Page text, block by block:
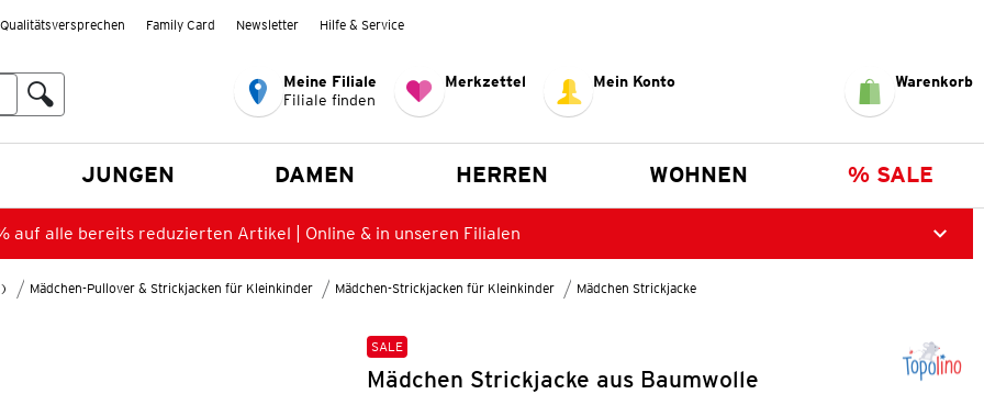
Qualitätsversprechen Family Card Newsletter Hilfe & Service
Meine Filiale
Filiale finden
Merkzettel Mein Konto Warenkorb
JUNGEN DAMEN HERREN WOHNEN % SALE
auf alle bereits reduzierten Artikel | Online & in unseren Filialen
Mädchen-Pullover & Strickjacken für Kleinkinder Mädchen-Strickjacken für Kleinkinder Mädchen Strickjacke
SALE
Mädchen Strickjacke aus Baumwolle